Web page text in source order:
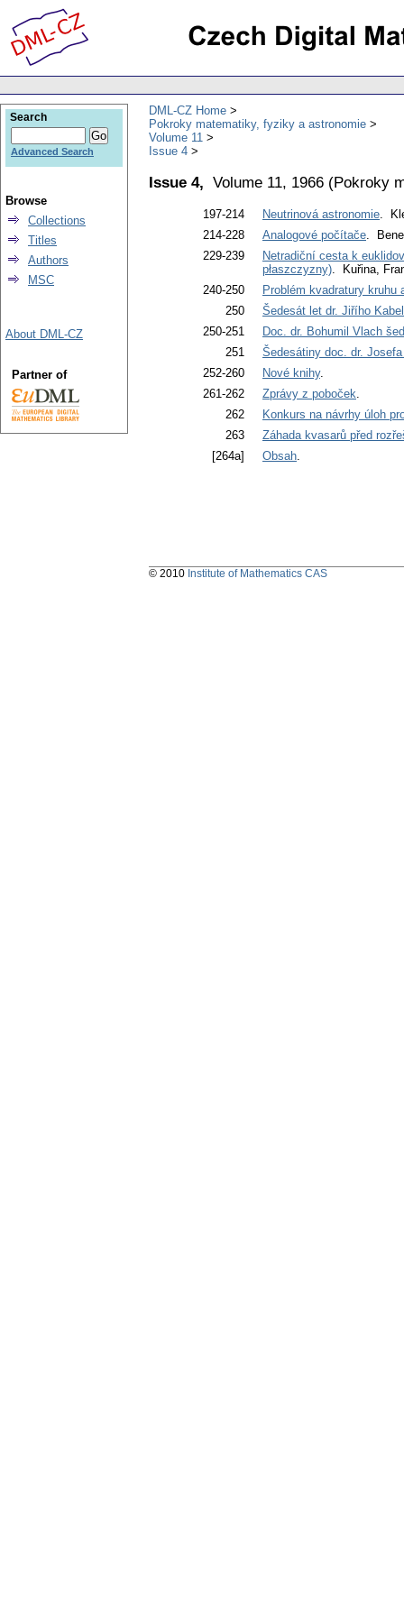
DML-CZ Home
Pokroky matematiky, fyziky a astronomie
Volume 11
Issue 4
Issue 4, Volume 11, 1966 (Pokroky
197-214 Neutrinová astronomie.
214-228
Analogové počítače.
229-239
Netradiční cesta k
płaszczyzny). Kuřina,
240-250
Problém kvadratury
250
Šedesát let dr. Jiřího
250-251
Doc. dr. Bohumil Vlach
251
Šedesátiny doc. dr.
252-260
Nové knihy.
261-262
Zprávy z poboček.
262
Konkurs na návrhy úloh
263
Záhada kvasarů před
[264a]
Obsah.
Search
Advanced Search
Browse
Collections
Titles
Authors
MSC
About DML-CZ
Partner of
© 2010 Institute of Mathematics CAS